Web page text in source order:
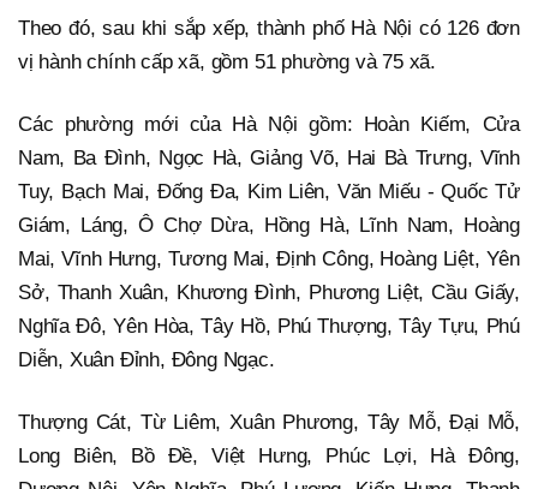
Theo đó, sau khi sắp xếp, thành phố Hà Nội có 126 đơn
vị hành chính cấp xã, gồm 51 phường và 75 xã.
Các phường mới của Hà Nội gồm: Hoàn Kiếm, Cửa
Nam, Ba Đình, Ngọc Hà, Giảng Võ, Hai Bà Trưng, Vĩnh
Tuy, Bạch Mai, Đống Đa, Kim Liên, Văn Miếu - Quốc Tử
Giám, Láng, Ô Chợ Dừa, Hồng Hà, Lĩnh Nam, Hoàng
Mai, Vĩnh Hưng, Tương Mai, Định Công, Hoàng Liệt, Yên
Sở, Thanh Xuân, Khương Đình, Phương Liệt, Cầu Giấy,
Nghĩa Đô, Yên Hòa, Tây Hồ, Phú Thượng, Tây Tựu, Phú
Diễn, Xuân Đỉnh, Đông Ngạc.
Thượng Cát, Từ Liêm, Xuân Phương, Tây Mỗ, Đại Mỗ,
Long Biên, Bồ Đề, Việt Hưng, Phúc Lợi, Hà Đông,